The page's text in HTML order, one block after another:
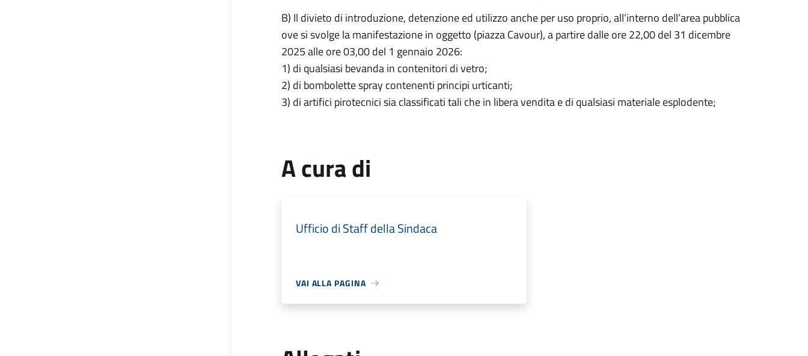
B) Il divieto di introduzione, detenzione ed utilizzo anche per uso proprio, all’interno dell’area pubblica
ove si svolge la manifestazione in oggetto (piazza Cavour), a partire dalle ore 22,00 del 31 dicembre
2025 alle ore 03,00 del 1 gennaio 2026:
1) di qualsiasi bevanda in contenitori di vetro;
2) di bombolette spray contenenti principi urticanti;
3) di artifici pirotecnici sia classificati tali che in libera vendita e di qualsiasi materiale esplodente;
A cura di
Ufficio di Staff della Sindaca
VAI ALLA PAGINA